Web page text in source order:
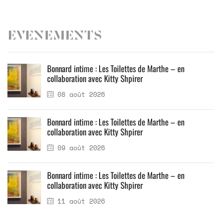
Evenements
08 août 2026
Bonnard intime : Les Toilettes de Marthe – en
collaboration avec Kitty Shpirer
09 août 2026
Bonnard intime : Les Toilettes de Marthe – en
collaboration avec Kitty Shpirer
11 août 2026
Bonnard intime : Les Toilettes de Marthe – en
collaboration avec Kitty Shpirer